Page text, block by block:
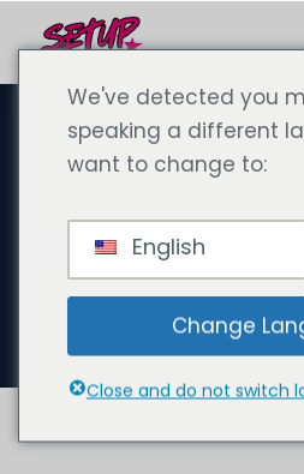
septembre
Brut égal net
paradis fiscal
expatriés et les
We've detected you
speaking a different
want to change to:
English
Change
Close and do not switch